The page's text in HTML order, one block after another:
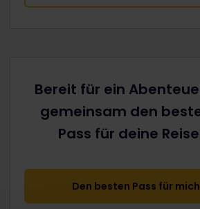
Bereit für ein
gemeinsam den
Pass für deine
Den besten Pass für